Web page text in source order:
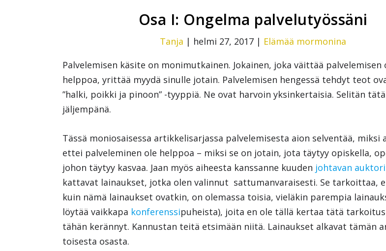
Osa I: Ongelma palvelutyössäni
Tanja | helmi 27, 2017 | Elämää mormonina
Palvelemisen käsite on monimutkainen. Jokainen, joka väittää palvelemisen
helppoa, yrittää myydä sinulle jotain. Palvelemisen hengessä tehdyt teot
”halki, poikki ja pinoon” -tyyppiä. Ne ovat harvoin yksinkertaisia. Selitän
jäljempänä.
Tässä moniosaisessa artikkelisarjassa palvelemisesta aion selventää, miksi
ettei palveleminen ole helppoa – miksi se on jotain, jota täytyy opiskella,
johon täytyy kasvaa. Jaan myös aiheesta kanssanne kuuden johtavan
kattavat lainaukset, jotka olen valinnut sattumanvaraisesti. Se tarkoittaa,
kuin nämä lainaukset ovatkin, on olemassa toisia, vieläkin parempia
löytää vaikkapa konferenssipuheista), joita en ole tällä kertaa tätä
tähän kerännyt. Kannustan teitä etsimään niitä. Lainaukset alkavat tämän
toisesta osasta.